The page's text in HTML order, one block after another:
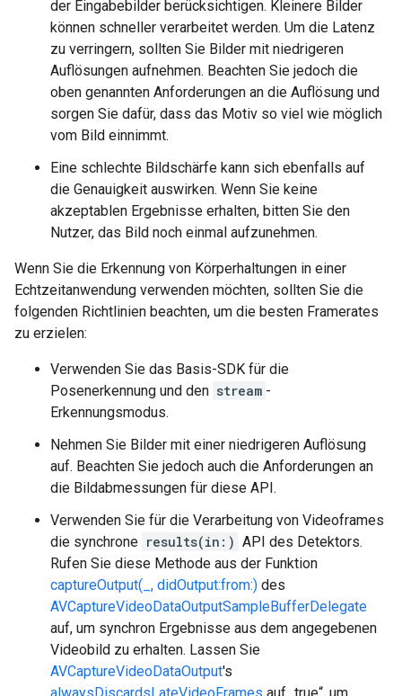
der Eingabebilder berücksichtigen. Kleinere Bilder
können schneller verarbeitet werden. Um die Latenz
zu verringern, sollten Sie Bilder mit niedrigeren
Auflösungen aufnehmen. Beachten Sie jedoch die
oben genannten Anforderungen an die Auflösung und
sorgen Sie dafür, dass das Motiv so viel wie möglich
vom Bild einnimmt.
Eine schlechte Bildschärfe kann sich ebenfalls auf
die Genauigkeit auswirken. Wenn Sie keine
akzeptablen Ergebnisse erhalten, bitten Sie den
Nutzer, das Bild noch einmal aufzunehmen.
Wenn Sie die Erkennung von Körperhaltungen in einer
Echtzeitanwendung verwenden möchten, sollten Sie die
folgenden Richtlinien beachten, um die besten Framerates
zu erzielen:
Verwenden Sie das Basis-SDK für die
Posenerkennung und den stream -
Erkennungsmodus.
Nehmen Sie Bilder mit einer niedrigeren Auflösung
auf. Beachten Sie jedoch auch die Anforderungen an
die Bildabmessungen für diese API.
Verwenden Sie für die Verarbeitung von Videoframes
die synchrone results(in:) API des Detektors.
Rufen Sie diese Methode aus der Funktion
captureOutput(_, didOutput:from:) des
AVCaptureVideoDataOutputSampleBufferDelegate
auf, um synchron Ergebnisse aus dem angegebenen
Videobild zu erhalten. Lassen Sie
AVCaptureVideoDataOutput's